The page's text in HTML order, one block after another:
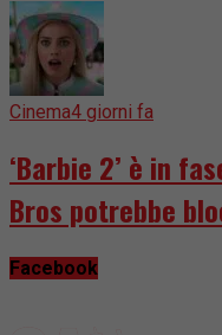
Cinema4 giorni fa
‘Barbie 2’ è in
Bros potrebbe
Facebook